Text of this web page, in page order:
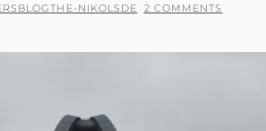
NIKOLSDE 2 COMMENTS